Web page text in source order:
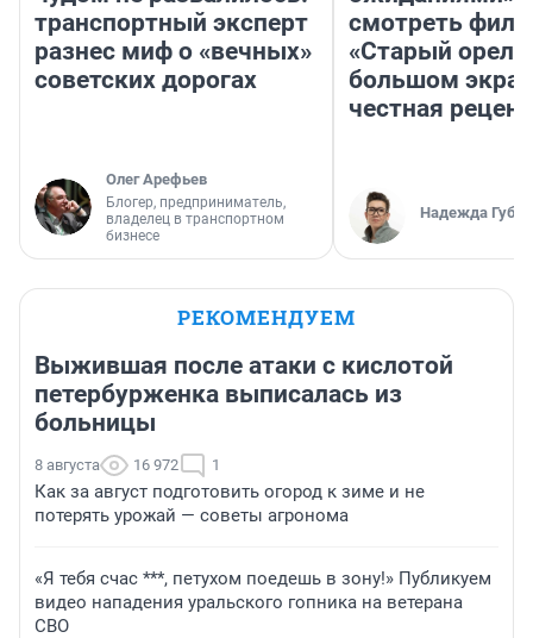
транспортный эксперт
разнес миф о «вечных»
советских дорогах
Олег Арефьев
Блогер, предприниматель,
владелец в транспортном
бизнесе
смотреть
«Старый орел»
большом
честная
Надежда
РЕКОМЕНДУЕМ
Выжившая после атаки с кислотой
петербурженка выписалась из
больницы
8 августа 16 972 1
Как за август подготовить огород к зиме и не
потерять урожай — советы агронома
«Я тебя счас ***, петухом поедешь в зону!» Публикуем
видео нападения уральского гопника на ветерана
СВО